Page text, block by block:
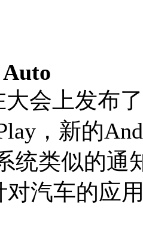
大会上发布
，新的
统类似的通
对汽车的应